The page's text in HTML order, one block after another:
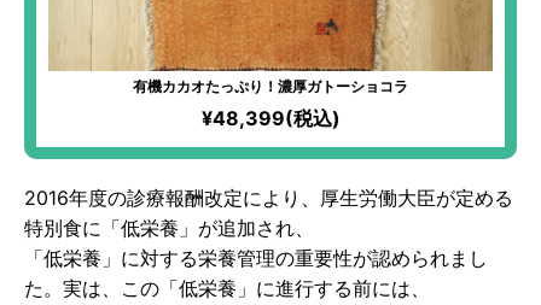
有機カカオたっぷり！濃厚ガトーショコラ
¥48,399(税込)
2016年度の診療報酬改定により、厚生労働大臣が定める
特別食に「低栄養」が追加され、
「低栄養」に対する栄養管理の重要性が認められまし
た。実は、この「低栄養」に進行する前には、